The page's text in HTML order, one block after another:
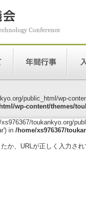
public_html/wp-
wp-content/themes/
toukankyo.org/
in /home/xs976367/
か、URLが正しく入力され